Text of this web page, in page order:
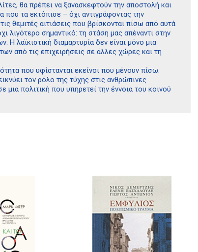
θα πρέπει να ξανασκεφτούν την αποστολή και
που τα εκτόπισε – όχι αντιγράφοντας την
θεμιτές αιτιάσεις που βρίσκονται πίσω από αυτά
λιγότερο σημαντικό: τη στάση μας απέναντι στην
Η λαϊκιστική διαμαρτυρία δεν είναι μόνο μια
από τις επιχειρήσεις σε άλλες χώρες και τη
που υφίστανται εκείνοι που μένουν πίσω.
τον ρόλο της τύχης στις ανθρώπινες
μια πολιτική που υπηρετεί την έννοια του κοινού